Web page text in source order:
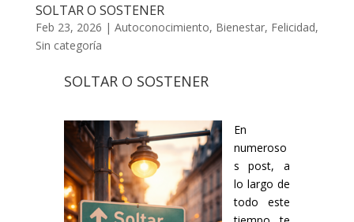
SOLTAR O SOSTENER
Feb 23, 2026 | Autoconocimiento, Bienestar, Felicidad,
Sin categoría
SOLTAR O SOSTENER
En
numeroso
s post, a
lo largo de
todo este